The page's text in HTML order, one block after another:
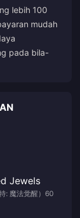
lebih 100
mudah
pada bila-
Jewels
: 魔法觉醒）60